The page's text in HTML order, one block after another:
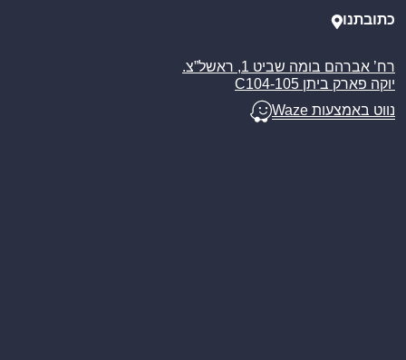
כתובתנו
רח’ אברהם בומה שביט 1, ראשל”צ.
יוקה פארק ביתן C104-105
נווט באמצעות Waze